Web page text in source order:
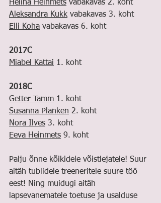
Helina Heinmets vabakavas 2. koht
Aleksandra Kukk vabakavas 3. koht
Elli Koha vabakavas 6. koht
2017C
Miabel Kattai 1. koht
2018C
Getter Tamm 1. koht
Susanna Planken 2. koht
Nora Ilves 3. koht
Eeva Heinmets 9. koht
Palju õnne kõikidele võistlejatele! Suur
aitäh tublidele treeneritele suure töö
eest! Ning muidugi aitäh
lapsevanematele toetuse ja usalduse